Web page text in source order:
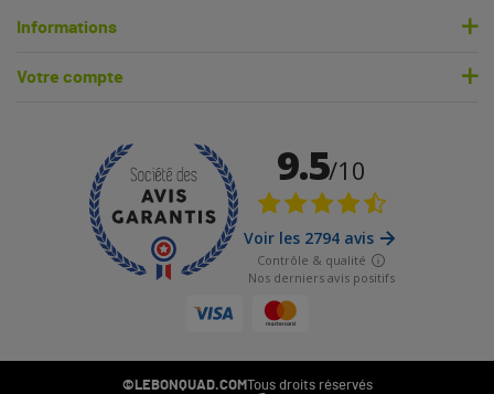
Informations
Votre compte
©LEBONQUAD.COMTous droits réservés